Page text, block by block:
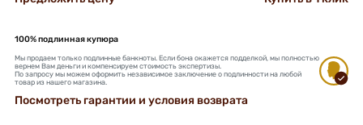
100% подлинная купюра
Мы продаем только подлинные банкноты. Если бона окажется подделкой, мы полностью
вернем Вам деньги и компенсируем стоимость экспертизы.
По запросу мы можем оформить независимое заключение о подлинности на любой
товар из нашего магазина.
Посмотреть гарантии и условия возврата